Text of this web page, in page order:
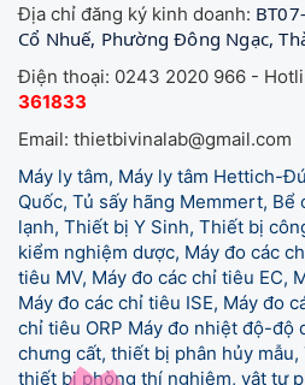
Địa chỉ đăng ký kinh doanh:
Cổ Nhuế, Phường Đông Ngạc,
Điện thoại: 0243 2020 966 -
361833
Email: thietbivinalab@gmail.com
Máy ly tâm, Máy ly tâm Hettich-
Quốc, Tủ sấy hãng Memmert, Bể
lạnh, Thiết bị Y Sinh, Thiết bị
kiểm nghiệm dược, Máy đo các
tiêu MV, Máy đo các chỉ tiêu EC,
Máy đo các chỉ tiêu ISE, Máy đo
chỉ tiêu ORP Máy đo nhiệt độ-độ
chưng cất, thiết bị phân hủy mẫu,
thiết bị phòng thí nghiệm, vật tư